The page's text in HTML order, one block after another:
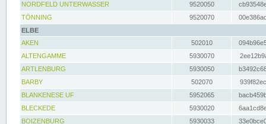
NORDFELD UNTERWASSER
9520050
TÖNNING
9520070
ELBE
AKEN
502010
ALTENGAMME
5930070
ARTLENBURG
5930050
BARBY
502070
BLANKENESE UF
5952065
BLECKEDE
5930020
BOIZENBURG
5930033